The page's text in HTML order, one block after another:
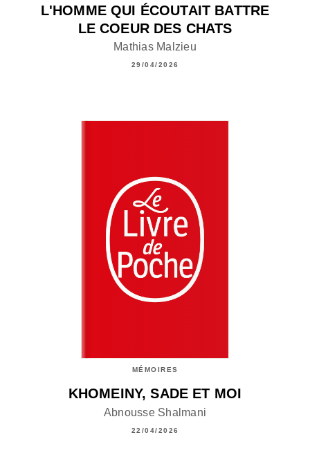
L'HOMME QUI ÉCOUTAIT BATTRE
LE COEUR DES CHATS
Mathias Malzieu
29/04/2026
MÉMOIRES
KHOMEINY, SADE ET MOI
Abnousse Shalmani
22/04/2026